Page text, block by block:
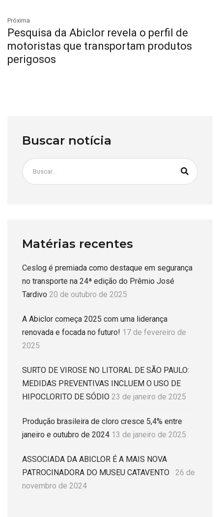
Próxima
Pesquisa da Abiclor revela o perfil de
motoristas que transportam produtos
perigosos
Buscar notícia
Matérias recentes
Ceslog é premiada como destaque em segurança
no transporte na 24ª edição do Prêmio José
Tardivo 20 de outubro de 2025
A Abiclor começa 2025 com uma liderança
renovada e focada no futuro! 17 de fevereiro de
2025
SURTO DE VIROSE NO LITORAL DE SÃO PAULO:
MEDIDAS PREVENTIVAS INCLUEM O USO DE
HIPOCLORITO DE SÓDIO 23 de janeiro de 2025
Produção brasileira de cloro cresce 5,4% entre
janeiro e outubro de 2024 13 de janeiro de 2025
ASSOCIADA DA ABICLOR É A MAIS NOVA
PATROCINADORA DO MUSEU CATAVENTO
26 de
novembro de 2024